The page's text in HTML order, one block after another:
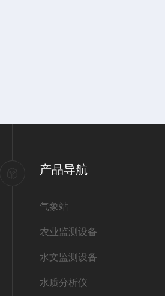
产品导航
气象站
农业监测设备
水文监测设备
水质分析仪